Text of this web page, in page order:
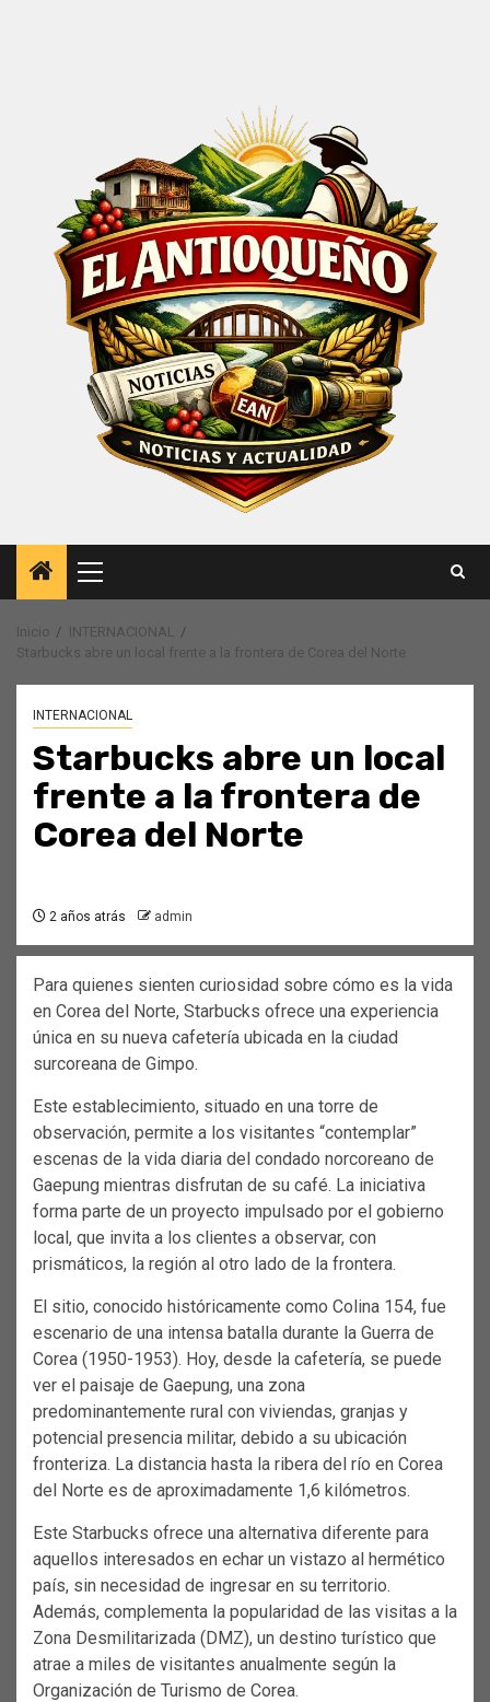
Menú
principal
Inicio
INTERNACIONAL
Starbucks abre un local frente a la frontera de Corea del Norte
INTERNACIONAL
Starbucks abre un local
frente a la frontera de
Corea del Norte
2 años atrás admin
Para quienes sienten curiosidad sobre cómo es la vida
en Corea del Norte, Starbucks ofrece una experiencia
única en su nueva cafetería ubicada en la ciudad
surcoreana de Gimpo.
Este establecimiento, situado en una torre de
observación, permite a los visitantes “contemplar”
escenas de la vida diaria del condado norcoreano de
Gaepung mientras disfrutan de su café. La iniciativa
forma parte de un proyecto impulsado por el gobierno
local, que invita a los clientes a observar, con
prismáticos, la región al otro lado de la frontera.
El sitio, conocido históricamente como Colina 154, fue
escenario de una intensa batalla durante la Guerra de
Corea (1950-1953). Hoy, desde la cafetería, se puede
ver el paisaje de Gaepung, una zona
predominantemente rural con viviendas, granjas y
potencial presencia militar, debido a su ubicación
fronteriza. La distancia hasta la ribera del río en Corea
del Norte es de aproximadamente 1,6 kilómetros.
Este Starbucks ofrece una alternativa diferente para
aquellos interesados en echar un vistazo al hermético
país, sin necesidad de ingresar en su territorio.
Además, complementa la popularidad de las visitas a la
Zona Desmilitarizada (DMZ), un destino turístico que
atrae a miles de visitantes anualmente según la
Organización de Turismo de Corea.